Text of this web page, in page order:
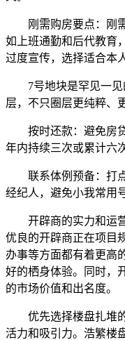
刚需购房要点：刚需
如上班通勤和后代教育
过度宣传，选择适合本
7号地块是罕见一见
层，不只圈层更纯粹、
按时还款：避免房贷
年内持续三次或累计六
联系体例预备：打点
经纪人，避免小我常用
开辟商的实力和运营
优良的开辟商正在项目
办事等方面都有着更高
好的栖身体验。同时，
的市场价值和出名度。
优先选择楼盘扎堆的
活力和吸引力。浩繁楼